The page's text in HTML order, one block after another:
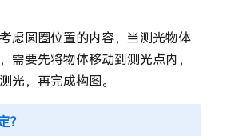
虑圆圈位置的内容，当测光物体
需要先将物体移动到测光点内，
光，再完成构图。
？